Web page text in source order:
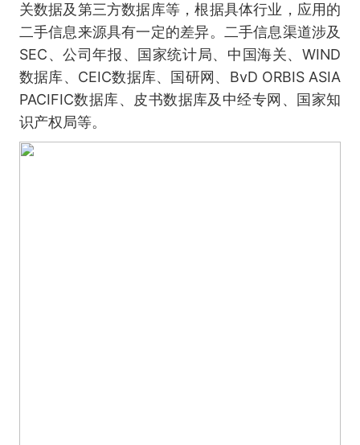
关数据及第三方数据库等，根据具体行业，应用的
二手信息来源具有一定的差异。二手信息渠道涉及
SEC、公司年报、国家统计局、中国海关、WIND
数据库、CEIC数据库、国研网、BvD ORBIS ASIA
PACIFIC数据库、皮书数据库及中经专网、国家知
识产权局等。